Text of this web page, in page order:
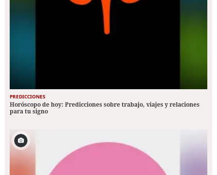
PREDICCIONES
Horóscopo de hoy: Predicciones sobre trabajo, viajes y relaciones
para tu signo